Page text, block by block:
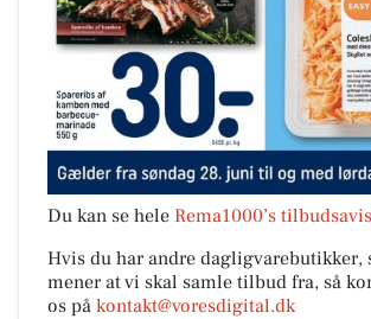
Du kan se hele Rema1000’s
Hvis du har andre dagligvarebutikker,
mener at vi skal samle tilbud fra, så
os på kontakt@voresdigital.dk